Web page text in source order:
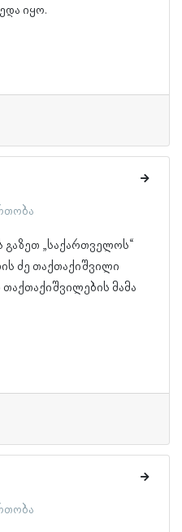
იყო.
გაზეთ „საქართველოს“
ძე თაქთაქიშვილი
მამა